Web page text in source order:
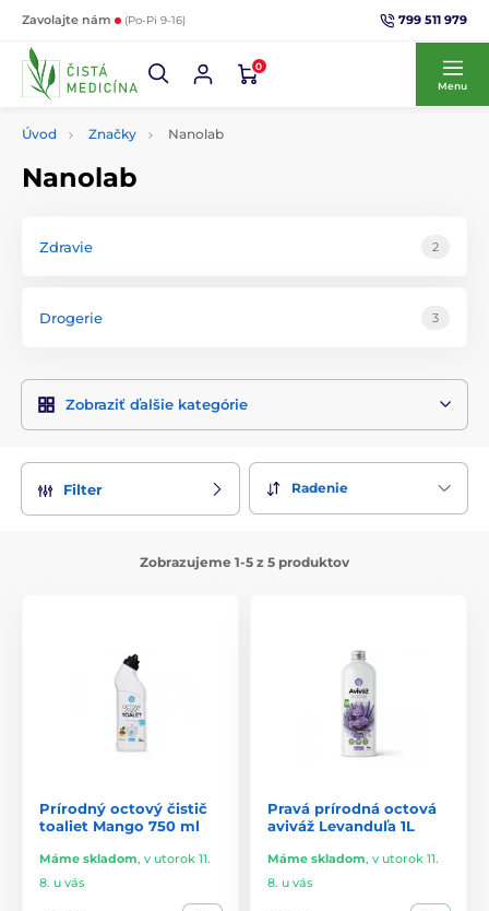
Zavolajte nám (Po-Pi 9-16) 799 511 979
0
Menu
Úvod Značky Nanolab
Nanolab
Zdravie 2
Drogerie 3
Zobraziť ďalšie kategórie
Filter Radenie
Zobrazujeme 1-5 z 5 produktov
Prírodný octový čistič
toaliet Mango 750 ml
Máme skladom, v utorok 11.
8. u vás
Pravá prírodná octová
aviváž Levanduľa 1L
Máme skladom, v utorok 11.
8. u vás